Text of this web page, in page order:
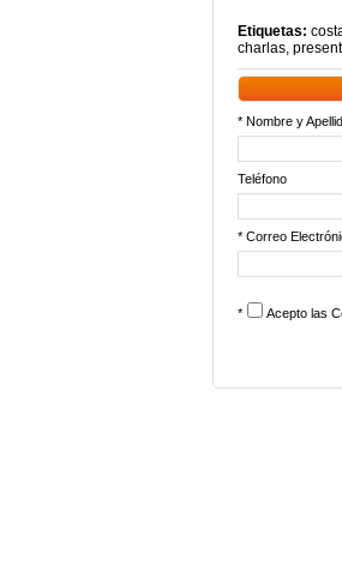
Etiquetas:
charlas,
* Nombre y
Teléfono
* Correo
* Acepto las